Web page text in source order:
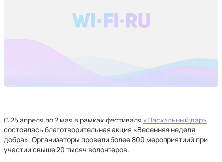
С 25 апреля по 2 мая в рамках фестиваля «Пасхальный дар»
состоялась благотворительная акция «Весенняя неделя
добра». Организаторы провели более 800 мероприятиий при
участии свыше 20 тысяч волонтеров.